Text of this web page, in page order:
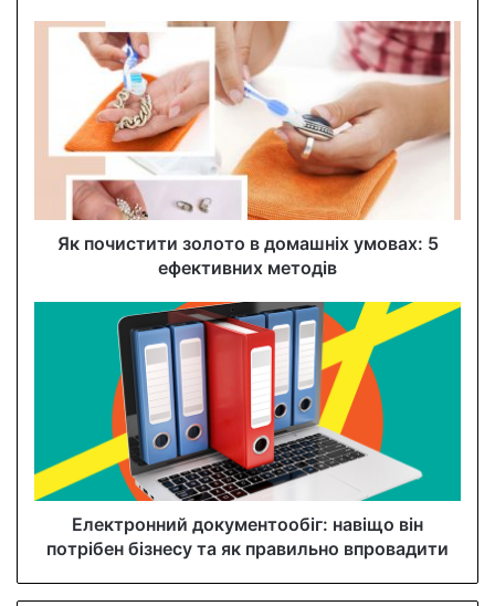
Як почистити золото в домашніх умовах: 5
ефективних методів
Електронний документообіг: навіщо він
потрібен бізнесу та як правильно впровадити